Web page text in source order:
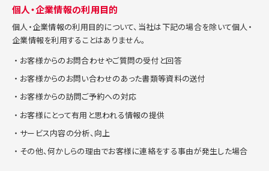
個人・企業情報の利用目的
個人・企業情報の利用目的について、当社は下記の場合を除いて個人・
企業情報を利用することはありません。
お客様からのお問合わせやご質問の受付と回答
お客様からのお問い合わせのあった書類等資料の送付
お客様からの訪問ご予約への対応
お客様にとって有用と思われる情報の提供
サービス内容の分析、向上
その他、何かしらの理由でお客様に連絡をする事由が発生した場合